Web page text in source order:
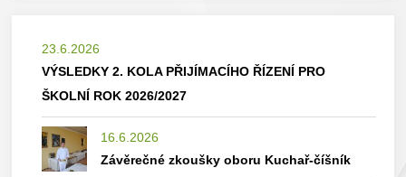
23.6.2026
VÝSLEDKY 2. KOLA PŘIJÍMACÍHO ŘÍZENÍ PRO
ŠKOLNÍ ROK 2026/2027
16.6.2026
Závěrečné zkoušky oboru Kuchař-číšník